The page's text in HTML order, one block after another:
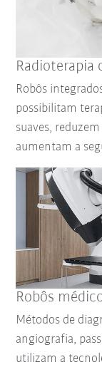
Radioterapia
Robôs
possibilitam
suaves,
aumentam a
Robôs
Métodos de
angiografia,
utilizam a